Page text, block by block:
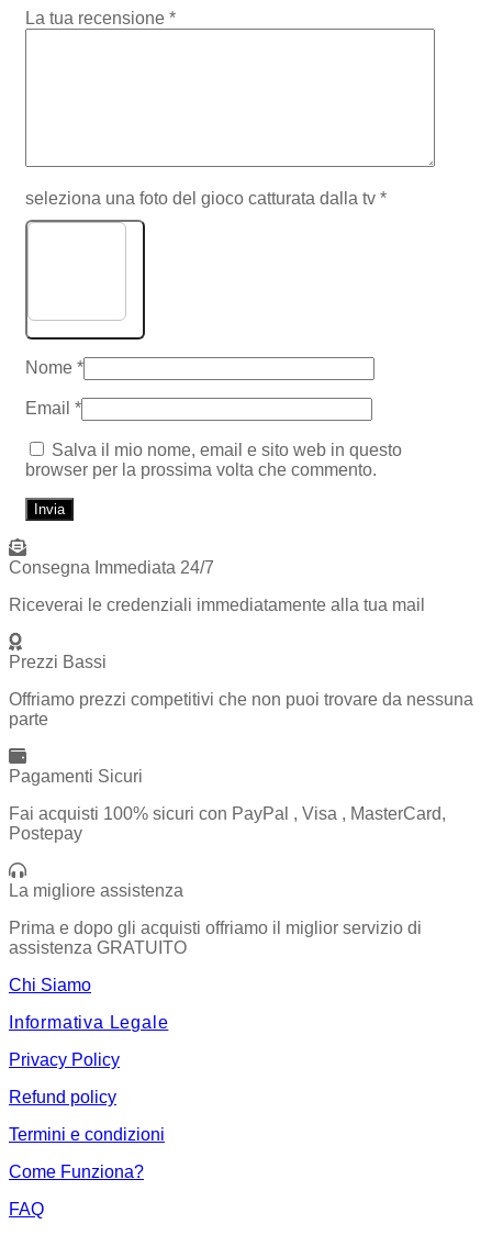
La tua recensione *
seleziona una foto del gioco catturata dalla tv *
Nome *
Email *
Salva il mio nome, email e sito web in questo
browser per la prossima volta che commento.
Consegna Immediata 24/7
Riceverai le credenziali immediatamente alla tua mail
Prezzi Bassi
Offriamo prezzi competitivi che non puoi trovare da nessuna
parte
Pagamenti Sicuri
Fai acquisti 100% sicuri con PayPal , Visa , MasterCard,
Postepay
La migliore assistenza
Prima e dopo gli acquisti offriamo il miglior servizio di
assistenza GRATUITO
Chi Siamo
Informativa Legale
Privacy Policy
Refund policy
Termini e condizioni
Come Funziona?
FAQ